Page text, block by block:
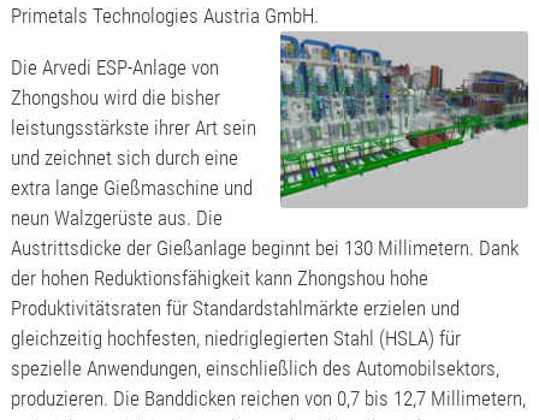
Primetals Technologies Austria GmbH.
Die Arvedi ESP-Anlage von
Zhongshou wird die bisher
leistungsstärkste ihrer Art sein
und zeichnet sich durch eine
extra lange Gießmaschine und
neun Walzgerüste aus. Die
Austrittsdicke der Gießanlage beginnt bei 130 Millimetern. Dank
der hohen Reduktionsfähigkeit kann Zhongshou hohe
Produktivitätsraten für Standardstahlmärkte erzielen und
gleichzeitig hochfesten, niedriglegierten Stahl (HSLA) für
spezielle Anwendungen, einschließlich des Automobilsektors,
produzieren. Die Banddicken reichen von 0,7 bis 12,7 Millimetern,